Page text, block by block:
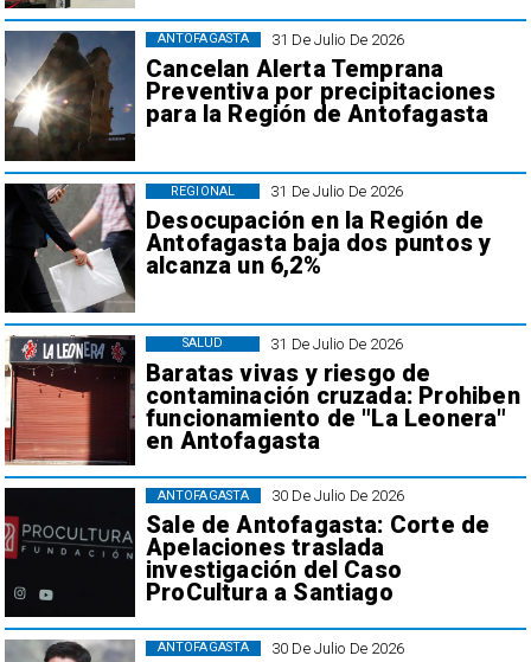
31 De Julio De 2026
Cancelan Alerta Temprana
Preventiva por precipitaciones
para la Región de Antofagasta
ANTOFAGASTA
31 De Julio De 2026
Desocupación en la Región de
Antofagasta baja dos puntos y
alcanza un 6,2%
REGIONAL
31 De Julio De 2026
Baratas vivas y riesgo de
contaminación cruzada: Prohiben
funcionamiento de "La Leonera"
en Antofagasta
SALUD
30 De Julio De 2026
Sale de Antofagasta: Corte de
Apelaciones traslada
investigación del Caso
ProCultura a Santiago
ANTOFAGASTA
30 De Julio De 2026
ANTOFAGASTA